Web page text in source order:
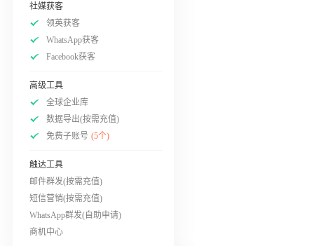
社媒获客
领英获客
WhatsApp获客
Facebook获客
高级工具
全球企业库
数据导出(按需充值)
免费子账号 (5个)
触达工具
邮件群发(按需充值)
短信营销(按需充值)
WhatsApp群发(自助申请)
商机中心